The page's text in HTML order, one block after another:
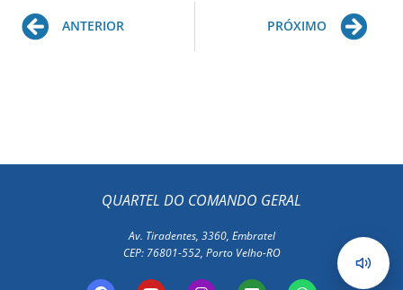
Prev
ANTERIOR PRÓXIMO
QUARTEL DO COMANDO GERAL
Av. Tiradentes, 3360, Embratel
CEP: 76801-552, Porto Velho-RO
F Y I E W